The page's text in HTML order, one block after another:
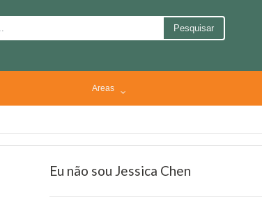
Pesquisar
Areas
Eu não sou Jessica Chen